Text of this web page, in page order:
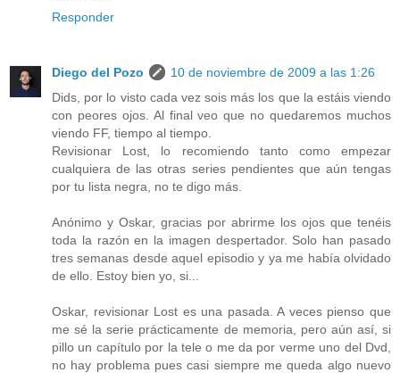
Responder
Diego del Pozo
10 de noviembre de 2009 a las 1:26
Dids, por lo visto cada vez sois más los que la estáis viendo
con peores ojos. Al final veo que no quedaremos muchos
viendo FF, tiempo al tiempo.
Revisionar Lost, lo recomiendo tanto como empezar
cualquiera de las otras series pendientes que aún tengas
por tu lista negra, no te digo más.
Anónimo y Oskar, gracias por abrirme los ojos que tenéis
toda la razón en la imagen despertador. Solo han pasado
tres semanas desde aquel episodio y ya me había olvidado
de ello. Estoy bien yo, si...
Oskar, revisionar Lost es una pasada. A veces pienso que
me sé la serie prácticamente de memoria, pero aún así, si
pillo un capítulo por la tele o me da por verme uno del Dvd,
no hay problema pues casi siempre me queda algo nuevo